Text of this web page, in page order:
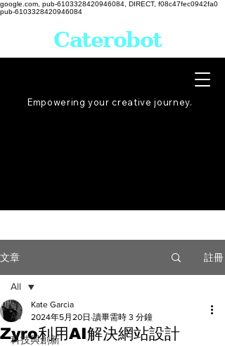
google.com, pub-6103328420946084, DIRECT, f08c47fec0942fa0
pub-6103328420946084
Empowering your creative journey.
Caterobot
文章 註冊
All
科技與創新
All
Zyro利用AI解決網站設計
Kate Garcia
2024年5月20日 讀畢需時 3 分鐘